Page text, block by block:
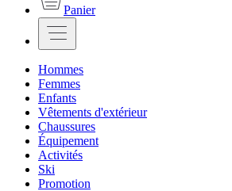
Panier
Hommes
Femmes
Enfants
Vêtements d'extérieur
Chaussures
Équipement
Activités
Ski
Promotion